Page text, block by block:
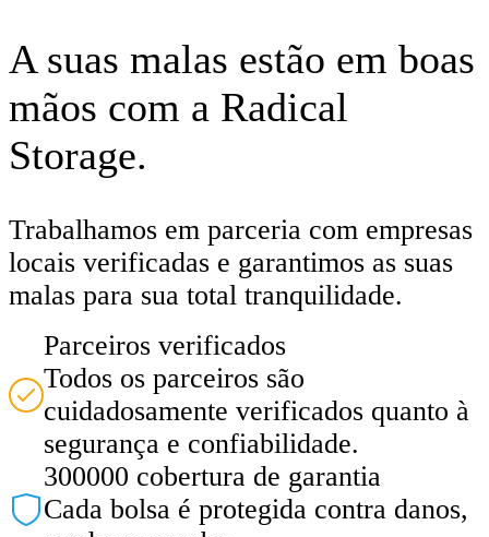
A suas malas estão em boas
mãos com a Radical
Storage.
Trabalhamos em parceria com empresas
locais verificadas e garantimos as suas
malas para sua total tranquilidade.
Parceiros verificados
Todos os parceiros são
cuidadosamente verificados quanto à
segurança e confiabilidade.
300000 cobertura de garantia
Cada bolsa é protegida contra danos,